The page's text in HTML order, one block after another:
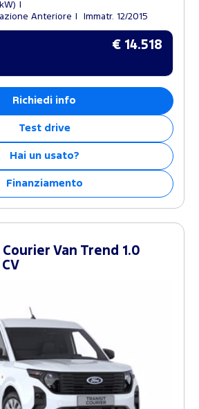
Anteriore
Immatr. 12/2015
€ 14.518
Richiedi info
Test drive
Hai un usato?
Finanziamento
Courier Van Trend 1.0